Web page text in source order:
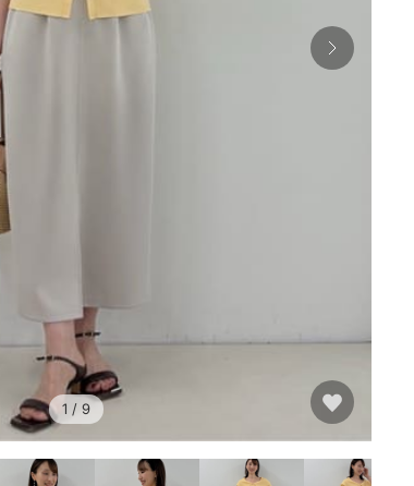
1 / 9